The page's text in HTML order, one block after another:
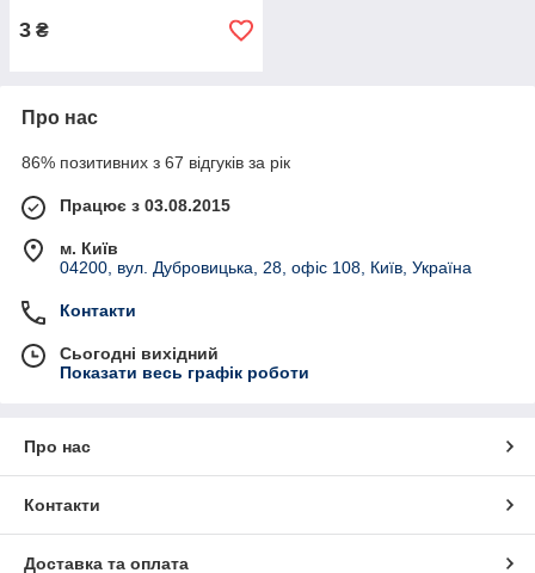
3 ₴
Про нас
86% позитивних з 67 відгуків за рік
Працює з 03.08.2015
м. Київ
04200, вул. Дубровицька, 28, офіс 108, Київ, Україна
Контакти
Сьогодні вихідний
Показати весь графік роботи
Про нас
Контакти
Доставка та оплата